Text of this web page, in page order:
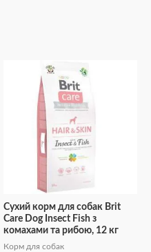
Сухий корм для собак Brit
Care Dog Insect Fish з
комахами та рибою, 12 кг
Корм для собак